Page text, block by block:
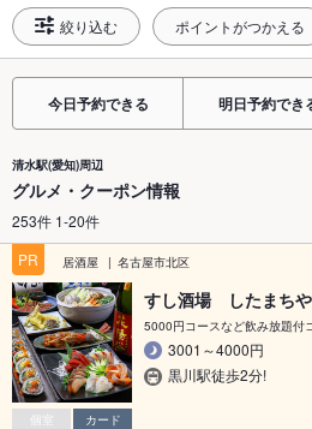
絞り込む ポイントがつかえる
今日予約できる 明日予約でき
清水駅(愛知)周辺
グルメ・クーポン情報
253件 1-20件
PR
居酒屋 名古屋市北区
個室
カード
すし酒場 したまち
5000円コースなど飲み放題付
3001～4000円
黒川駅徒歩2分!